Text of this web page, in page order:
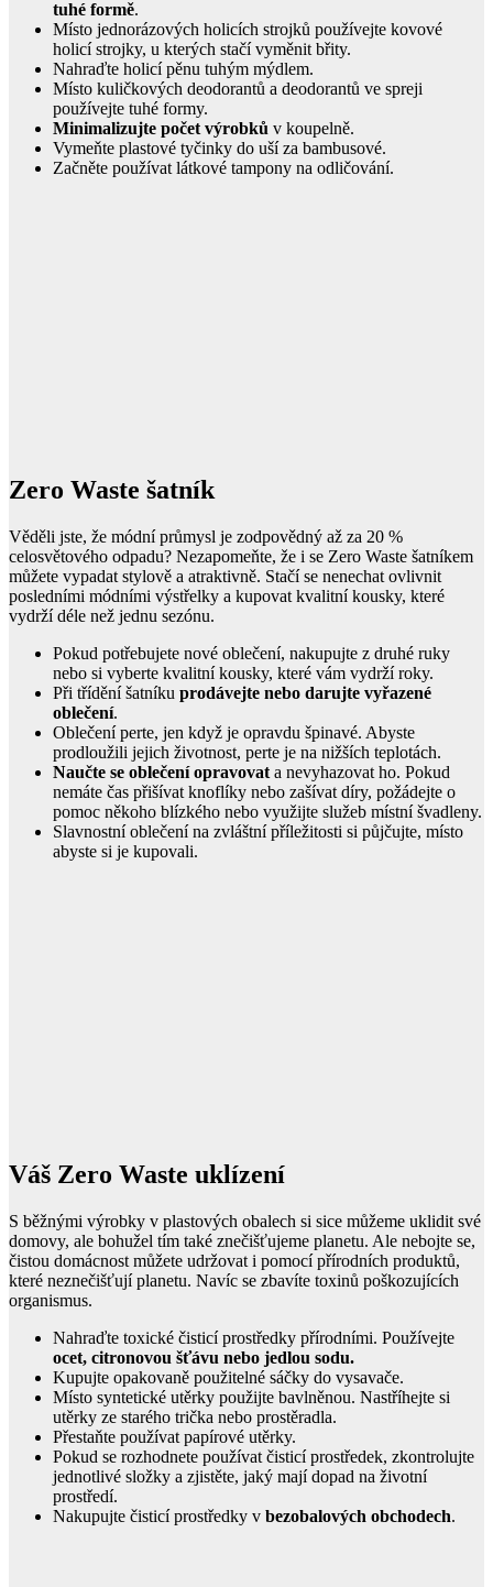
tuhé formě.
Místo jednorázových holicích strojků používejte kovové
holicí strojky, u kterých stačí vyměnit břity.
Nahraďte holicí pěnu tuhým mýdlem.
Místo kuličkových deodorantů a deodorantů ve spreji
používejte tuhé formy.
Minimalizujte počet výrobků v koupelně.
Vymeňte plastové tyčinky do uší za bambusové.
Začněte používat látkové tampony na odličování.
Zero Waste šatník
Věděli jste, že módní průmysl je zodpovědný až za 20 %
celosvětového odpadu? Nezapomeňte, že i se Zero Waste šatníkem
můžete vypadat stylově a atraktivně. Stačí se nenechat ovlivnit
posledními módními výstřelky a kupovat kvalitní kousky, které
vydrží déle než jednu sezónu.
Pokud potřebujete nové oblečení, nakupujte z druhé ruky
nebo si vyberte kvalitní kousky, které vám vydrží roky.
Při třídění šatníku prodávejte nebo darujte vyřazené
oblečení.
Oblečení perte, jen když je opravdu špinavé. Abyste
prodloužili jejich životnost, perte je na nižších teplotách.
Naučte se oblečení opravovat a nevyhazovat ho. Pokud
nemáte čas přišívat knoflíky nebo zašívat díry, požádejte o
pomoc někoho blízkého nebo využijte služeb místní švadleny.
Slavnostní oblečení na zvláštní příležitosti si půjčujte, místo
abyste si je kupovali.
Váš Zero Waste uklízení
S běžnými výrobky v plastových obalech si sice můžeme uklidit své
domovy, ale bohužel tím také znečišťujeme planetu. Ale nebojte se,
čistou domácnost můžete udržovat i pomocí přírodních produktů,
které neznečišťují planetu. Navíc se zbavíte toxinů poškozujících
organismus.
Nahraďte toxické čisticí prostředky přírodními. Používejte
ocet, citronovou šťávu nebo jedlou sodu.
Kupujte opakovaně použitelné sáčky do vysavače.
Místo syntetické utěrky použijte bavlněnou. Nastříhejte si
utěrky ze starého trička nebo prostěradla.
Přestaňte používat papírové utěrky.
Pokud se rozhodnete používat čisticí prostředek, zkontrolujte
jednotlivé složky a zjistěte, jaký mají dopad na životní
prostředí.
Nakupujte čisticí prostředky v bezobalových obchodech.